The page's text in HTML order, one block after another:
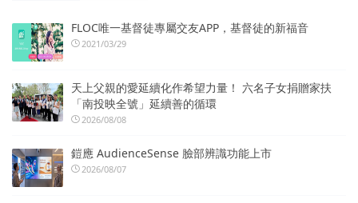
FLOC唯一基督徒專屬交友APP，基督徒的新福音
2021/03/29
天上父親的愛延續化作希望力量！ 六名子女捐贈家扶
「南投映全號」延續善的循環
2026/08/08
鎧應 AudienceSense 臉部辨識功能上市
2026/08/07